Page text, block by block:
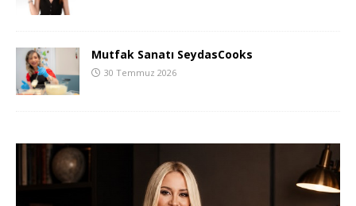
Mutfak Sanatı SeydasCooks
30 Temmuz 2026